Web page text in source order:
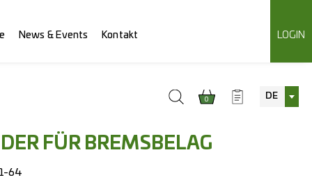
News & Events Kontakt LOGIN
0 DE
FÜR BREMSBELAG
64